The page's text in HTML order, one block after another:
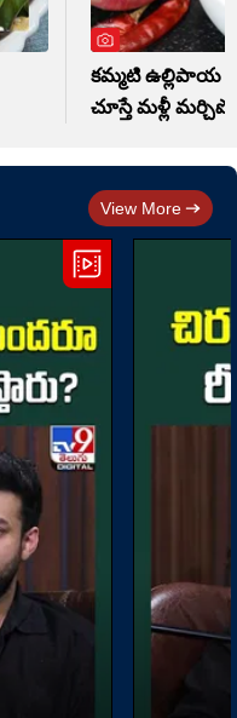
కమ్మటి ఉల్లిపాయ
చూస్తే మళ్లీ
View More